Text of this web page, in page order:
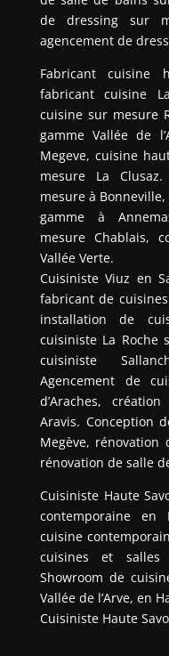
de dressing sur
agencement de
Fabricant cuisine
fabricant cuisine
cuisine sur mesure
gamme Vallée de
Megeve, cuisine
mesure La
mesure à
gamme à
mesure Chablais,
Vallée Verte.
Cuisiniste Viuz en
fabricant de
installation de
cuisiniste La Roche
cuisiniste
Agencement de
d’Araches,
Aravis. Conception
Megève, rénovation
rénovation de salle
Cuisiniste Haute
contemporaine en
cuisine
cuisines et salles
Showroom de
Vallée de l’Arve, en
Cuisiniste Haute